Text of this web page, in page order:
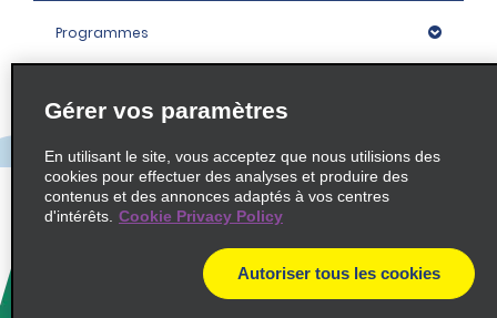
Programmes
Entreprise
Agences
Policies / Sitemap
Gérer vos paramètres
En utilisant le site, vous acceptez que nous utilisions des
cookies pour effectuer des analyses et produire des
contenus et des annonces adaptés à vos centres
d'intérêts. Cookie Privacy Policy
Autoriser tous les cookies